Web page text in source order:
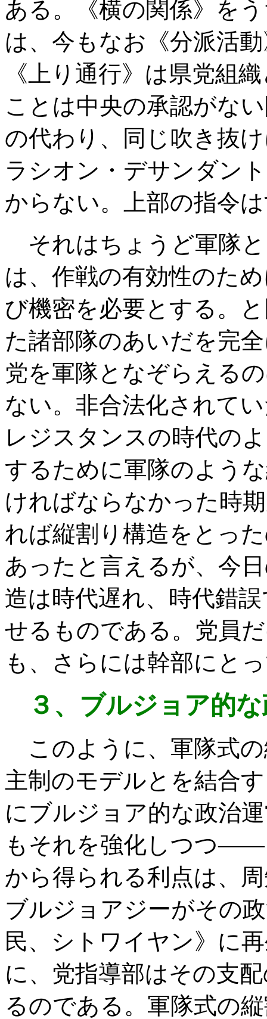
ある。《横の関係》を
は、今もなお《分派活
《上り通行》は県党組
ことは中央の承認がな
の代わり、同じ吹き抜
ラシオン・デサンダン
からない。上部の指令
それはちょうど軍隊
は、作戦の有効性のた
び機密を必要とする。
た諸部隊のあいだを完
党を軍隊となぞらえる
ない。非合法化されて
レジスタンスの時代の
するために軍隊のよう
ければならなかった時
れば縦割り構造をとっ
あったと言えるが、今
造は時代遅れ、時代錯
せるものである。党員
も、さらには幹部にと
３、ブルジョア的
このように、軍隊式
主制のモデルとを結合
にブルジョア的な政治
もそれを強化しつつ――
から得られる利点は、
ブルジョアジーがその
民、シトワイヤン》に
に、党指導部はその支
るのである。軍隊式の